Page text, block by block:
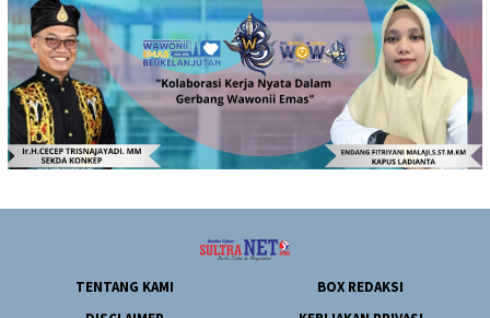
TENTANG KAMI
BOX REDAKSI